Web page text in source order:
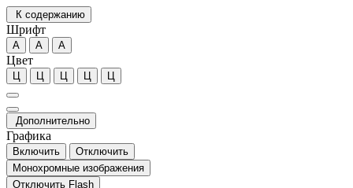
К содержанию
Шрифт
А А А
Цвет
Ц Ц Ц Ц Ц
Дополнительно
Графика
Включить
Отключить
Монохромные изображения
Отключить Flash